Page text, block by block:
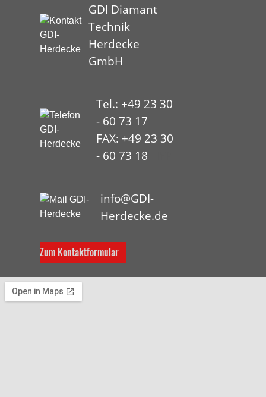
GDI Diamant
Technik
Herdecke
GmbH
Tel.: +49 23 30
- 60 73 17
FAX: +49 23 30
- 60 73 18
info@GDI-
Herdecke.de
Zum Kontaktformular